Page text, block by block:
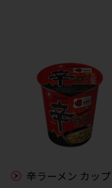
辛ラーメン カップ